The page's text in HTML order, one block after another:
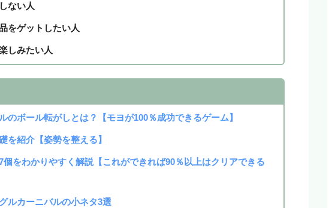
ない人
をゲットしたい人
しみたい人
のボール転がしとは？【モヨが100％成功できるゲーム】
を紹介【姿勢を整える】
をわかりやすく解説【これができれば90％以上はクリアできる
ルカーニバルの小ネタ3選